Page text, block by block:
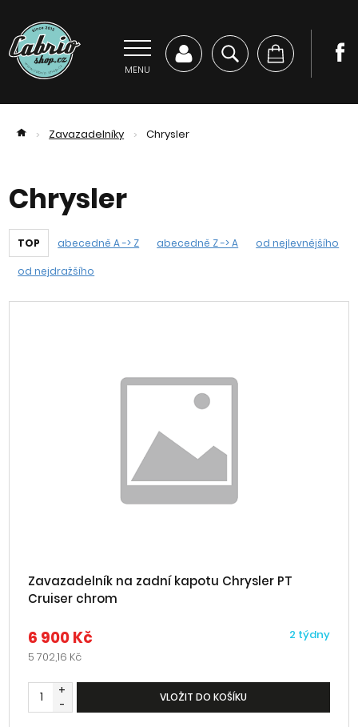
MENU
> Zavazadelníky > Chrysler
Chrysler
TOP abecedně A -> Z abecedně Z -> A od nejlevnějšího
od nejdražšího
Zavazadelník na zadní kapotu Chrysler PT
Cruiser chrom
6 900 Kč
5 702,16 Kč
2 týdny
+
-
VLOŽIT DO KOŠÍKU